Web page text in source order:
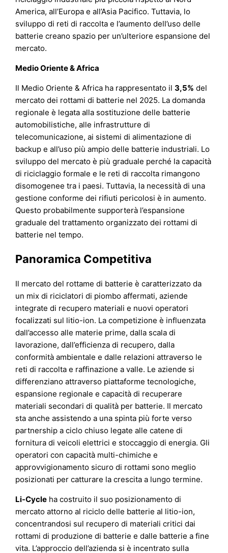
America, all’Europa e all’Asia Pacifico. Tuttavia, lo
sviluppo di reti di raccolta e l’aumento dell’uso delle
batterie creano spazio per un’ulteriore espansione del
mercato.
Medio Oriente & Africa
Il Medio Oriente & Africa ha rappresentato il3,5% del
mercato dei rottami di batterie nel 2025. La domanda
regionale è legata alla sostituzione delle batterie
automobilistiche, alle infrastrutture di
telecomunicazione, ai sistemi di alimentazione di
backup e all’uso più ampio delle batterie industriali. Lo
sviluppo del mercato è più graduale perché la capacità
di riciclaggio formale e le reti di raccolta rimangono
disomogenee tra i paesi. Tuttavia, la necessità di una
gestione conforme dei rifiuti pericolosi è in aumento.
Questo probabilmente supporterà l’espansione
graduale del trattamento organizzato dei rottami di
batterie nel tempo.
Panoramica Competitiva
Il mercato del rottame di batterie è caratterizzato da
un mix di riciclatori di piombo affermati, aziende
integrate di recupero materiali e nuovi operatori
focalizzati sul litio-ion. La competizione è influenzata
dall’accesso alle materie prime, dalla scala di
lavorazione, dall’efficienza di recupero, dalla
conformità ambientale e dalle relazioni attraverso le
reti di raccolta e raffinazione a valle. Le aziende si
differenziano attraverso piattaforme tecnologiche,
espansione regionale e capacità di recuperare
materiali secondari di qualità per batterie. Il mercato
sta anche assistendo a una spinta più forte verso
partnership a ciclo chiuso legate alle catene di
fornitura di veicoli elettrici e stoccaggio di energia. Gli
operatori con capacità multi-chimiche e
approvvigionamento sicuro di rottami sono meglio
posizionati per catturare la crescita a lungo termine.
Li-Cycle ha costruito il suo posizionamento di
mercato attorno al riciclo delle batterie al litio-ion,
concentrandosi sul recupero di materiali critici dai
rottami di produzione di batterie e dalle batterie a fine
vita. L’approccio dell’azienda si è incentrato sulla